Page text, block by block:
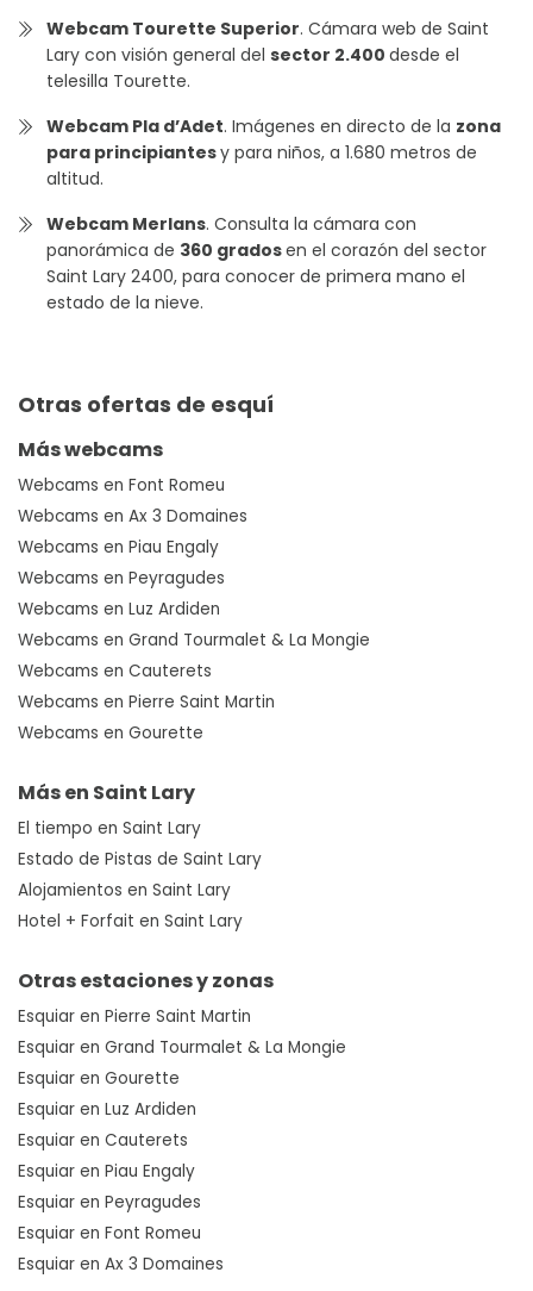
Webcam Tourette Superior. Cámara web de Saint
Lary con visión general del sector 2.400 desde el
telesilla Tourette.
Webcam Pla d’Adet. Imágenes en directo de la zona
para principiantesy para niños, a 1.680 metros de
altitud.
Webcam Merlans. Consulta la cámara con
panorámica de 360 gradosen el corazón del sector
Saint Lary 2400, para conocer de primera mano el
estado de la nieve.
Otras ofertas de esquí
Más webcams
Webcams en Font Romeu
Webcams en Ax 3 Domaines
Webcams en Piau Engaly
Webcams en Peyragudes
Webcams en Luz Ardiden
Webcams en Grand Tourmalet & La Mongie
Webcams en Cauterets
Webcams en Pierre Saint Martin
Webcams en Gourette
Más en Saint Lary
El tiempo en Saint Lary
Estado de Pistas de Saint Lary
Alojamientos en Saint Lary
Hotel + Forfait en Saint Lary
Otras estaciones y zonas
Esquiar en Pierre Saint Martin
Esquiar en Grand Tourmalet & La Mongie
Esquiar en Gourette
Esquiar en Luz Ardiden
Esquiar en Cauterets
Esquiar en Piau Engaly
Esquiar en Peyragudes
Esquiar en Font Romeu
Esquiar en Ax 3 Domaines